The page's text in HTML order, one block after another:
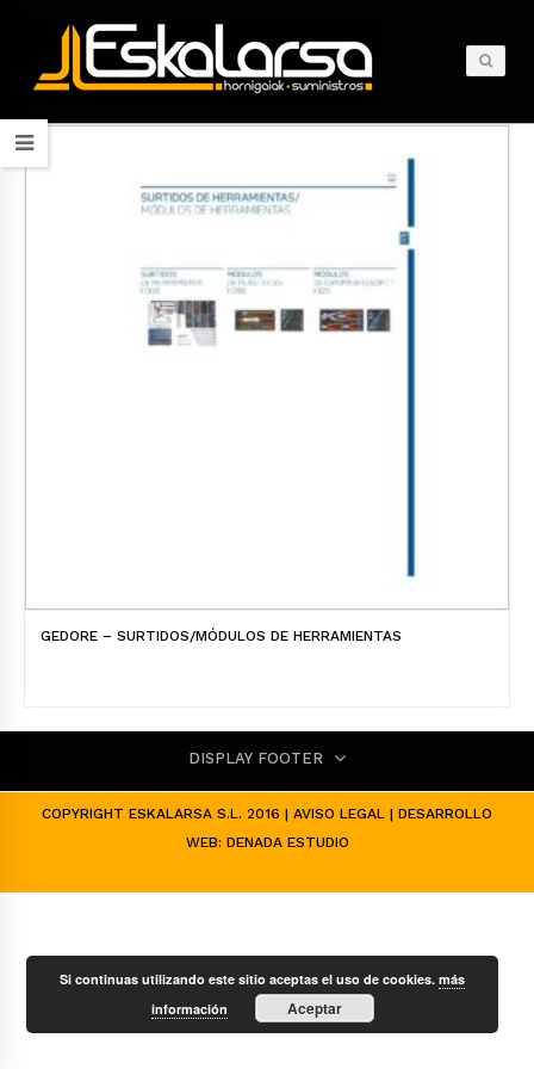
GEDORE – SURTIDOS/MÓDULOS DE HERRAMIENTAS
DISPLAY FOOTER
COPYRIGHT ESKALARSA S.L. 2016 | AVISO LEGAL | DESARROLLO
WEB: DENADA ESTUDIO
Si continuas utilizando este sitio aceptas el uso de cookies.más
información
Aceptar